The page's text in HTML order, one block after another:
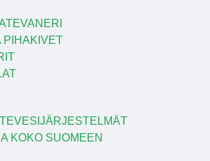
PIHAKIVET
KOKO SUOMEEN